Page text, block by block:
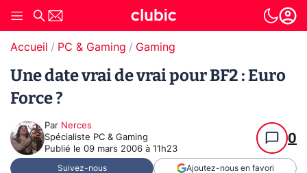
Accueil PC & Gaming Gaming
Une date vrai de vrai pour BF2 : Euro
Force ?
Par Nerces
Spécialiste PC & Gaming
Publié le 09 mars 2006 à 11h23
0
Suivez-nous Ajoutez-nous en favori